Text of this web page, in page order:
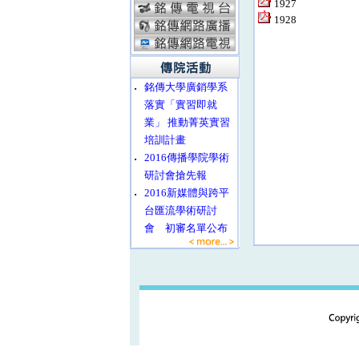
‧
銘傳大學廣銷學系
落實「實習即就
業」 推動菁英實習
培訓計畫
‧
2016傳播學院學術
研討會搶先報
‧
2016新媒體與跨平
台匯流學術研討
會 初審名單公布
1927
1928